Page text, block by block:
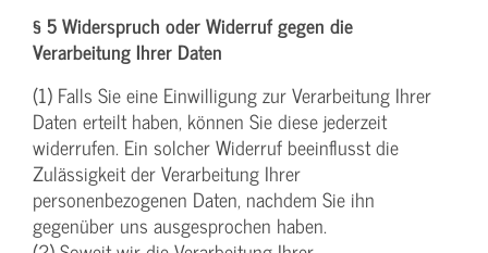
§ 5 Widerspruch oder Widerruf gegen die
Verarbeitung Ihrer Daten
(1) Falls Sie eine Einwilligung zur Verarbeitung Ihrer
Daten erteilt haben, können Sie diese jederzeit
widerrufen. Ein solcher Widerruf beeinflusst die
Zulässigkeit der Verarbeitung Ihrer
personenbezogenen Daten, nachdem Sie ihn
gegenüber uns ausgesprochen haben.